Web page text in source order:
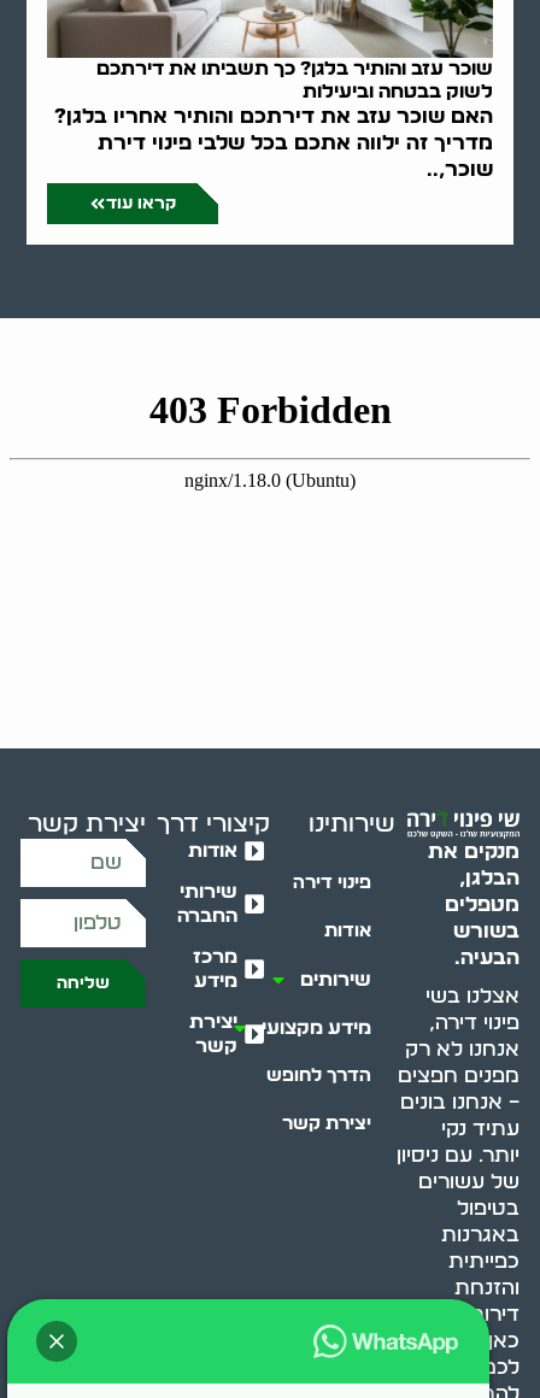
שוכר עזב והותיר בלגן? כך תשביתו את דירתכם
לשוק בבטחה וביעילות
האם שוכר עזב את דירתכם והותיר אחריו בלגן?
מדריך זה ילווה אתכם בכל שלבי פינוי דירת
שוכר,..
קראו עוד
מנקים את
הבלגן,
מטפלים
בשורש
הבעיה.
אצלנו בשי
פינוי דירה,
אנחנו לא רק
מפנים חפצים
– אנחנו בונים
עתיד נקי
יותר. עם ניסיון
של עשורים
בטיפול
באגרנות
כפייתית
והזנחת
דירות, אנחנו
כאן כדי לעזור
לכם
שירותינו
פינוי דירה
אודות
שירותים
מידע מקצועי
הדרך לחופש
יצירת קשר
קיצורי דרך
אודות
שירותי
החברה
מרכז
מידע
יצירת
קשר
יצירת קשר
שליחה